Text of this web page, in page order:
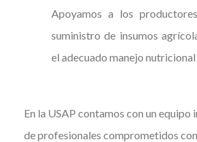
Apoyamos a los
suministro de insumos
el adecuado manejo
En la USAP contamos con un
de profesionales comprometidos